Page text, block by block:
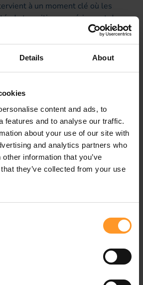
Details About
content and ads, to
features and to analyse our traffic.
about your use of our site with
and analytics partners who
information that you’ve
they’ve collected from your use
à un moment clé où les
de transition numérique et de
sont au cœur des préoccupations
gouvernements.
honoré de cette nomination. Je
aux côtés des équipes de
de la valeur durable et porter
Letailleur.
Sofrecom continuera de mobiliser
pour accompagner ses clients dans
et humains, tout en valorisant
de ses équipes à travers le
de direction.
presse